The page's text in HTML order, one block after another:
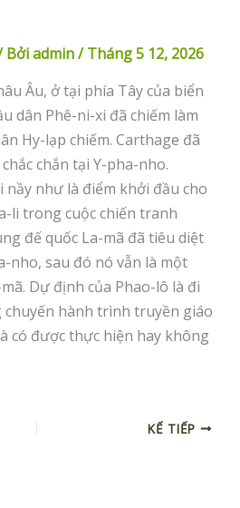
Bởiadmin/Tháng 5 12, 2026
Âu, ở tại phía Tây của biển
dân Phê-ni-xi đã chiếm làm
Hy-lạp chiếm. Carthage đã
chắn tại Y-pha-nho.
nầy như là điểm khởi đầu cho
li trong cuộc chiến tranh
đế quốc La-mã đã tiêu diệt
nho, sau đó nó vẫn là một
Dự định của Phao-lô là đi
hành trình truyền giáo
có được thực hiện hay không
KẾ TIẾP